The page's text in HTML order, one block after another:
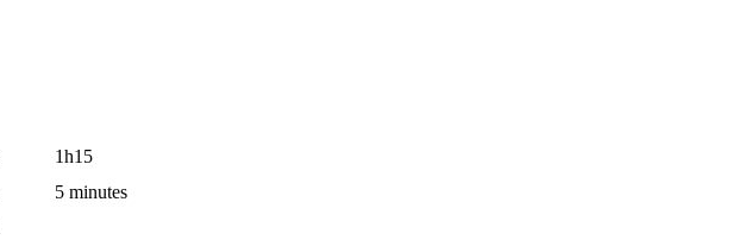
1h15
5 minutes